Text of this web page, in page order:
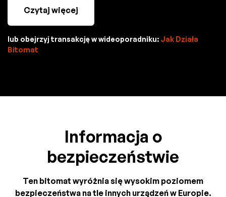
Czytaj więcej
lub obejrzyj transakcję w wideoporadniku: Jak Działa
Bitomat
Informacja o
bezpieczeństwie
Ten bitomat wyróżnia się wysokim poziomem
bezpieczeństwa na tle innych urządzeń w Europie.